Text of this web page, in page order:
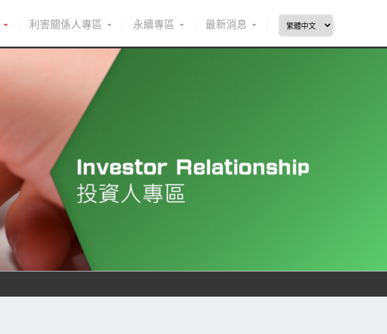
利害關係人專區 永續專區 最新消息